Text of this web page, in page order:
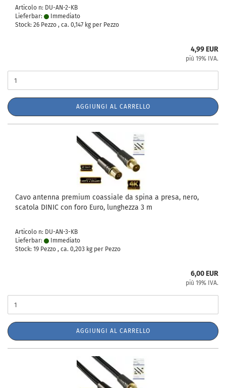
Articolo n: DU-AN-2-KB
Lieferbar:
Immediato
Stock: 26 Pezzo , ca. 0,147 kg per Pezzo
4,99 EUR
più 19% IVA.
AGGIUNGI AL CARRELLO
Cavo antenna premium coassiale da spina a presa, nero,
scatola DINIC con foro Euro, lunghezza 3 m
Articolo n: DU-AN-3-KB
Lieferbar:
Immediato
Stock: 19 Pezzo , ca. 0,203 kg per Pezzo
6,00 EUR
più 19% IVA.
AGGIUNGI AL CARRELLO